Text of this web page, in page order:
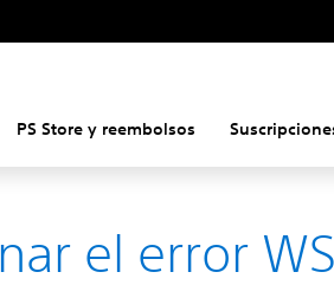
PS Store y reembolsos
el error